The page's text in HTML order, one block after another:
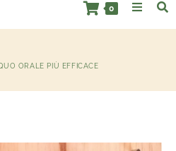
0
ORALE PIÙ EFFICACE